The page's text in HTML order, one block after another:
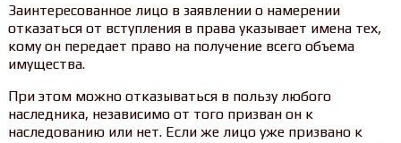
Заинтересованное лицо в заявлении о намерении
отказаться от вступления в права указывает имена тех,
кому он передает право на получение всего объема
имущества.
При этом можно отказываться в пользу любого
наследника, независимо от того призван он к
наследованию или нет. Если же лицо уже призвано к